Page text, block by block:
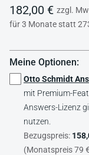
182,00 € zzgl.
für 3 Monate statt
Meine Optionen:
Otto Schmidt
mit Premium-
Answers-Lizenz
nutzen.
Bezugspreis:
(Monatspreis 79